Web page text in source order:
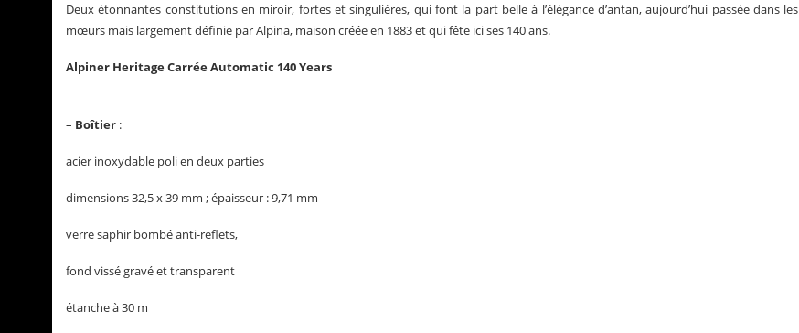
Deux étonnantes constitutions en miroir, fortes et singulières, qui font la part belle à l’élégance d’antan, aujourd’hui passée dans les
mœurs mais largement définie par Alpina, maison créée en 1883 et qui fête ici ses 140 ans.
Alpiner Heritage Carrée Automatic 140 Years
– Boîtier :
acier inoxydable poli en deux parties
dimensions 32,5 x 39 mm ; épaisseur : 9,71 mm
verre saphir bombé anti-reflets,
fond vissé gravé et transparent
étanche à 30 m